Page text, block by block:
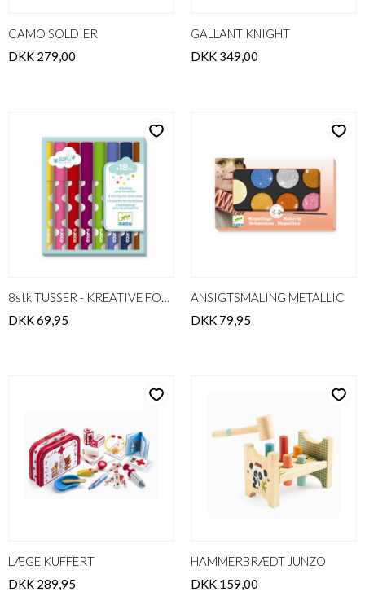
CAMO SOLDIER
DKK 279,00
GALLANT KNIGHT
DKK 349,00
8stk TUSSER - KREATIVE FOR DE SMÅ
DKK 69,95
ANSIGTSMALING METALLIC
DKK 79,95
LÆGE KUFFERT
DKK 289,95
HAMMERBRÆDT JUNZO
DKK 159,00